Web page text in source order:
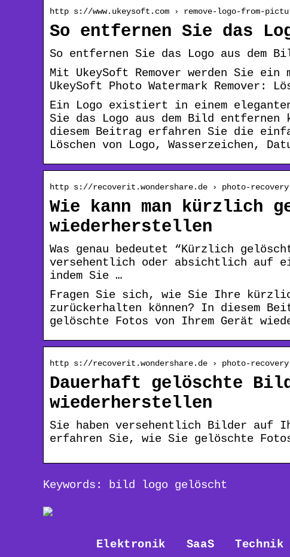
http s://www.ukeysoft.com › remove-logo-from-
So entfernen Sie das
So entfernen Sie das Logo aus dem
Mit UkeySoft Remover werden Sie ein
UkeySoft Photo Watermark Remover:
Ein Logo existiert in einem
Sie das Logo aus dem Bild
diesem Beitrag erfahren Sie die
Löschen von Logo, Wasserzeichen,
http s://recoverit.wondershare.de › photo-
Wie kann man kürzlich
wiederherstellen
Was genau bedeutet “Kürzlich
versehentlich oder absichtlich auf
indem Sie …
Fragen Sie sich, wie Sie Ihre
zurückerhalten können? In diesem
gelöschte Fotos von Ihrem Gerät
http s://recoverit.wondershare.de › photo-
Dauerhaft gelöschte
wiederherstellen
Sie haben versehentlich Bilder auf
erfahren Sie, wie Sie gelöschte
Keywords: bild logo gelöscht
Elektronik SaaS Technik